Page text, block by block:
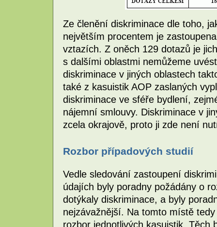
Ze členění diskriminace dle toho,
největším procentem je
vztazích. Z oněch 129 dotazů je
s dalšími oblastmi nemůžeme
diskriminace v jiných oblastech
také z kasuistik AOP zaslaných
diskriminace ve sféře bydlení,
nájemní smlouvy. Diskriminace v
zcela okrajově, proto ji zde není
Rozbor případových studií
Vedle sledování zastoupení
údajích byly poradny požádány o
dotýkaly diskriminace, a byly
nejzávažnější. Na tomto místě
rozbor jednotlivých kasuistik. Těch